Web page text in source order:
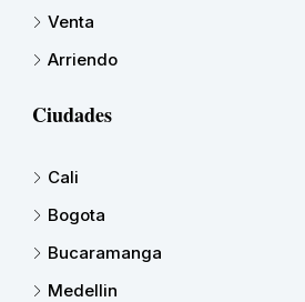
Venta
Arriendo
Ciudades
Cali
Bogota
Bucaramanga
Medellin